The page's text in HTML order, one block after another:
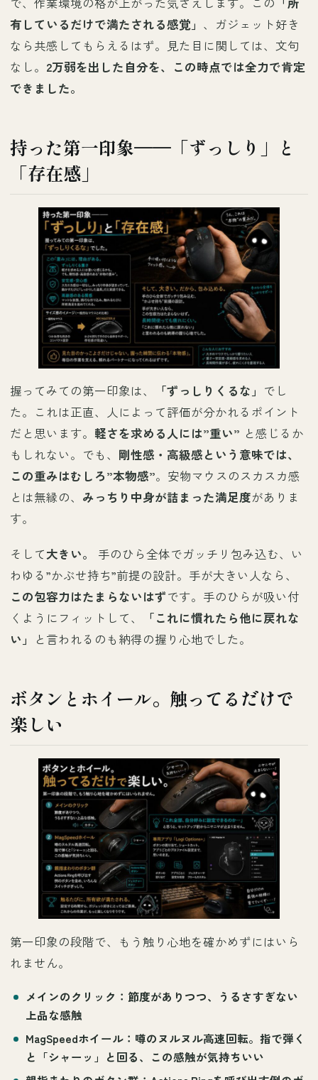
有しているだけで満たされる感覚」 、ガジェット好き
なら共感してもらえるはず。見た目に関しては、文句
なし。 2万弱を出した自分を、この時点では全力で肯定
できました。
持った第一印象——「ずっしり」と
「存在感」
握ってみての第一印象は、 「ずっしりくるな」 でし
た。これは正直、人によって評価が分かれるポイント
だと思います。 軽さを求める人には”重い” と感じるか
もしれない。でも、 剛性感・高級感という意味では、
この重みはむしろ”本物感”。安物マウスのスカスカ感
とは無縁の、 みっちり中身が詰まった満足度がありま
す。
そして大きい。
手のひら全体でガッチリ包み込む、い
わゆる”かぶせ持ち”前提の設計。手が大きい人なら、
この包容力はたまらないはずです。手のひらが吸い付
くようにフィットして、
「これに慣れたら他に戻れな
い」
と言われるのも納得の握り心地でした。
ボタンとホイール。触ってるだけで
楽しい
第一印象の段階で、もう触り心地を確かめずにはいら
れません。
メインのクリック ：節度がありつつ、うるさすぎない
上品な感触
MagSpeedホイール ：噂のヌルヌル高速回転。指で弾く
と「シャーッ」と回る、この感触が気持ちいい